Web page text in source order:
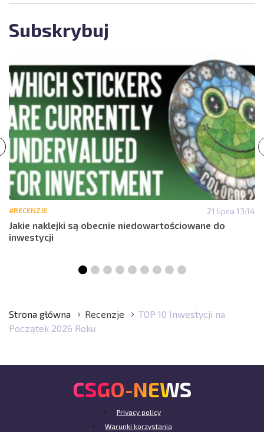
Subskrybuj
#RECENZJE 21 lipca 13:14
Jakie naklejki są obecnie niedowartościowane do
inwestycji
Strona główna Recenzje
TOP 10 Inwestycji na
Początek 2026 Roku
CSGO-NEWS
Privacy policy
Warunki korzystania